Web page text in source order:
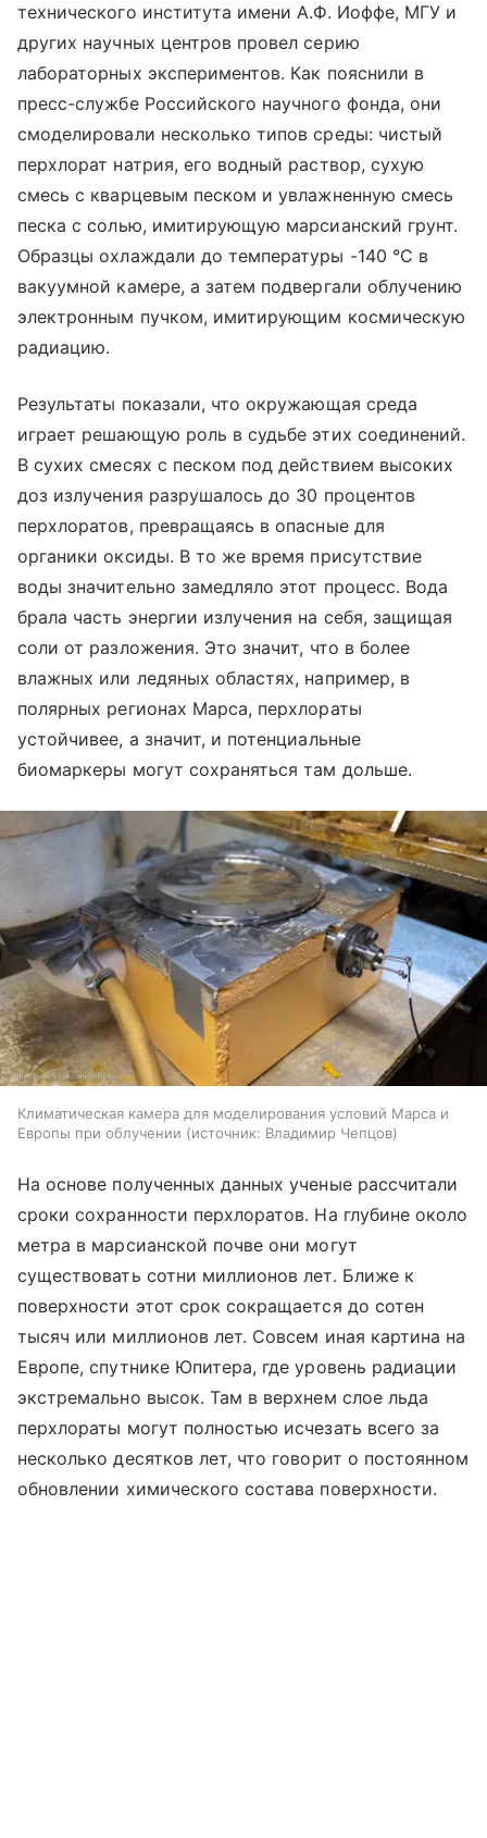
технического института имени А.Ф. Иоффе, МГУ и
других научных центров провел серию
лабораторных экспериментов. Как пояснили в
пресс-службе Российского научного фонда, они
смоделировали несколько типов среды: чистый
перхлорат натрия, его водный раствор, сухую
смесь с кварцевым песком и увлажненную смесь
песка с солью, имитирующую марсианский грунт.
Образцы охлаждали до температуры -140 °C в
вакуумной камере, а затем подвергали облучению
электронным пучком, имитирующим космическую
радиацию.
Результаты показали, что окружающая среда
играет решающую роль в судьбе этих соединений.
В сухих смесях с песком под действием высоких
доз излучения разрушалось до 30 процентов
перхлоратов, превращаясь в опасные для
органики оксиды. В то же время присутствие
воды значительно замедляло этот процесс. Вода
брала часть энергии излучения на себя, защищая
соли от разложения. Это значит, что в более
влажных или ледяных областях, например, в
полярных регионах Марса, перхлораты
устойчивее, а значит, и потенциальные
биомаркеры могут сохраняться там дольше.
Климатическая камера для моделирования условий Марса и
Европы при облучении
источник: Владимир Чепцов
На основе полученных данных ученые рассчитали
сроки сохранности перхлоратов. На глубине около
метра в марсианской почве они могут
существовать сотни миллионов лет. Ближе к
поверхности этот срок сокращается до сотен
тысяч или миллионов лет. Совсем иная картина на
Европе, спутнике Юпитера, где уровень радиации
экстремально высок. Там в верхнем слое льда
перхлораты могут полностью исчезать всего за
несколько десятков лет, что говорит о постоянном
обновлении химического состава поверхности.